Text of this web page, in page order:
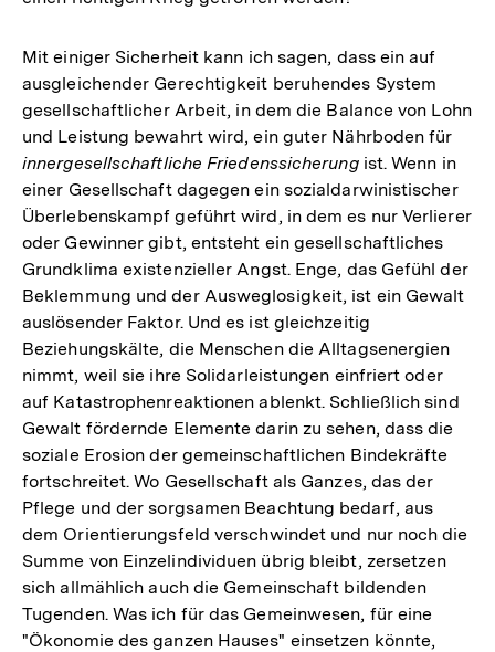
Mit einiger Sicherheit kann ich sagen, dass ein auf
ausgleichender Gerechtigkeit beruhendes System
gesellschaftlicher Arbeit, in dem die Balance von Lohn
und Leistung bewahrt wird, ein guter Nährboden für
innergesellschaftliche Friedenssicherungist. Wenn in
einer Gesellschaft dagegen ein sozialdarwinistischer
Überlebenskampf geführt wird, in dem es nur Verlierer
oder Gewinner gibt, entsteht ein gesellschaftliches
Grundklima existenzieller Angst. Enge, das Gefühl der
Beklemmung und der Ausweglosigkeit, ist ein Gewalt
auslösender Faktor. Und es ist gleichzeitig
Beziehungskälte, die Menschen die Alltagsenergien
nimmt, weil sie ihre Solidarleistungen einfriert oder
auf Katastrophenreaktionen ablenkt. Schließlich sind
Gewalt fördernde Elemente darin zu sehen, dass die
soziale Erosion der gemeinschaftlichen Bindekräfte
fortschreitet. Wo Gesellschaft als Ganzes, das der
Pflege und der sorgsamen Beachtung bedarf, aus
dem Orientierungsfeld verschwindet und nur noch die
Summe von Einzelindividuen übrig bleibt, zersetzen
sich allmählich auch die Gemeinschaft bildenden
Tugenden. Was ich für das Gemeinwesen, für eine
"Ökonomie des ganzen Hauses" einsetzen könnte,